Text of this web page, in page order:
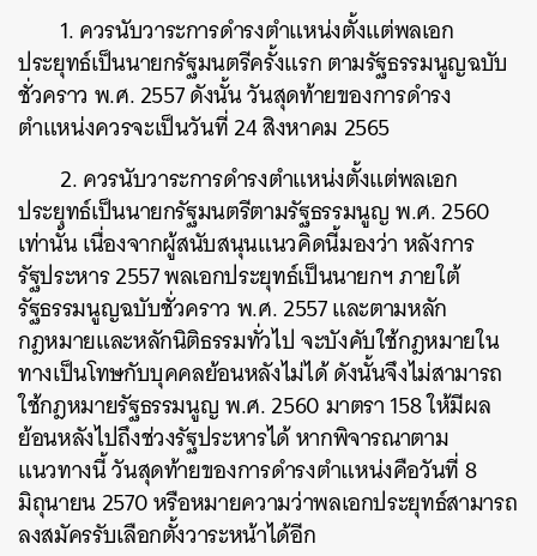
1. ควรนับวาระการดำรงตำแหน่งตั้งแต่พลเอก
ประยุทธ์เป็นนายกรัฐมนตรีครั้งแรก ตามรัฐธรรมนูญฉบับ
ชั่วคราว พ.ศ. 2557 ดังนั้น วันสุดท้ายของการดำรง
ตำแหน่งควรจะเป็นวันที่ 24 สิงหาคม 2565
2. ควรนับวาระการดำรงตำแหน่งตั้งแต่พลเอก
ประยุทธ์เป็นนายกรัฐมนตรีตามรัฐธรรมนูญ พ.ศ. 2560
เท่านั้น เนื่องจากผู้สนับสนุนแนวคิดนี้มองว่า หลังการ
รัฐประหาร 2557 พลเอกประยุทธ์เป็นนายกฯ ภายใต้
รัฐธรรมนูญฉบับชั่วคราว พ.ศ. 2557 และตามหลัก
กฎหมายและหลักนิติธรรมทั่วไป จะบังคับใช้กฎหมายใน
ทางเป็นโทษกับบุคคลย้อนหลังไม่ได้ ดังนั้นจึงไม่สามารถ
ใช้กฎหมายรัฐธรรมนูญ พ.ศ. 2560 มาตรา 158 ให้มีผล
ย้อนหลังไปถึงช่วงรัฐประหารได้ หากพิจารณาตาม
แนวทางนี้ วันสุดท้ายของการดำรงตำแหน่งคือวันที่ 8
มิถุนายน 2570 หรือหมายความว่าพลเอกประยุทธ์สามารถ
ลงสมัครรับเลือกตั้งวาระหน้าได้อีก
ค้นหา
SHARE TWEET LINE EMAIL